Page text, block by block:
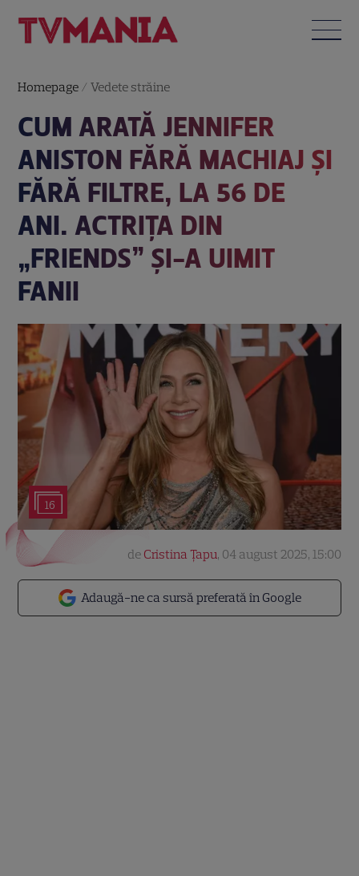
Homepage /Vedete străine
CUM ARATĂ JENNIFER
ANISTON FĂRĂ MACHIAJ ȘI
FĂRĂ FILTRE, LA 56 DE
ANI. ACTRIȚA DIN
„FRIENDS” ȘI-A UIMIT
FANII
16
Adaugă-ne ca sursă preferată în Google
de Cristina Țapu, 04 august 2025, 15:00